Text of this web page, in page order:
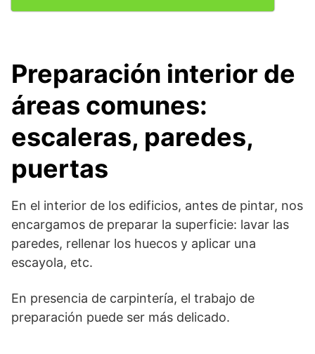
Preparación interior de
áreas comunes:
escaleras, paredes,
puertas
En el interior de los edificios, antes de pintar, nos
encargamos de preparar la superficie: lavar las
paredes, rellenar los huecos y aplicar una
escayola, etc.
En presencia de carpintería, el trabajo de
preparación puede ser más delicado.